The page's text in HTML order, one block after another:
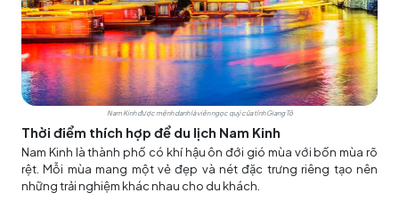
Nam Kinh được mệnh danh là viên ngọc quý của tỉnh Giang Tô
Thời điểm thích hợp để du lịch Nam Kinh
Nam Kinh là thành phố có khí hậu ôn đới gió mùa với bốn mùa rõ
rệt. Mỗi mùa mang một vẻ đẹp và nét đặc trưng riêng tạo nên
những trải nghiệm khác nhau cho du khách.